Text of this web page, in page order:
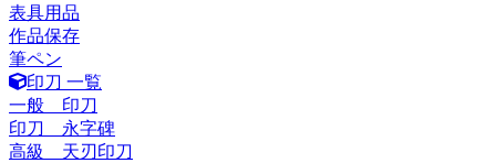
表具用品
作品保存
筆ペン
印刀 一覧
一般 印刀
印刀 永字碑
高級 天刃印刀